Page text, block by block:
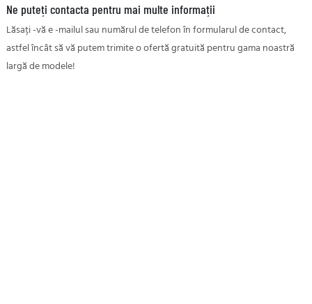
Ne puteți contacta pentru mai multe informații
Lăsați -vă e -mailul sau numărul de telefon în formularul de contact,
astfel încât să vă putem trimite o ofertă gratuită pentru gama noastră
largă de modele!